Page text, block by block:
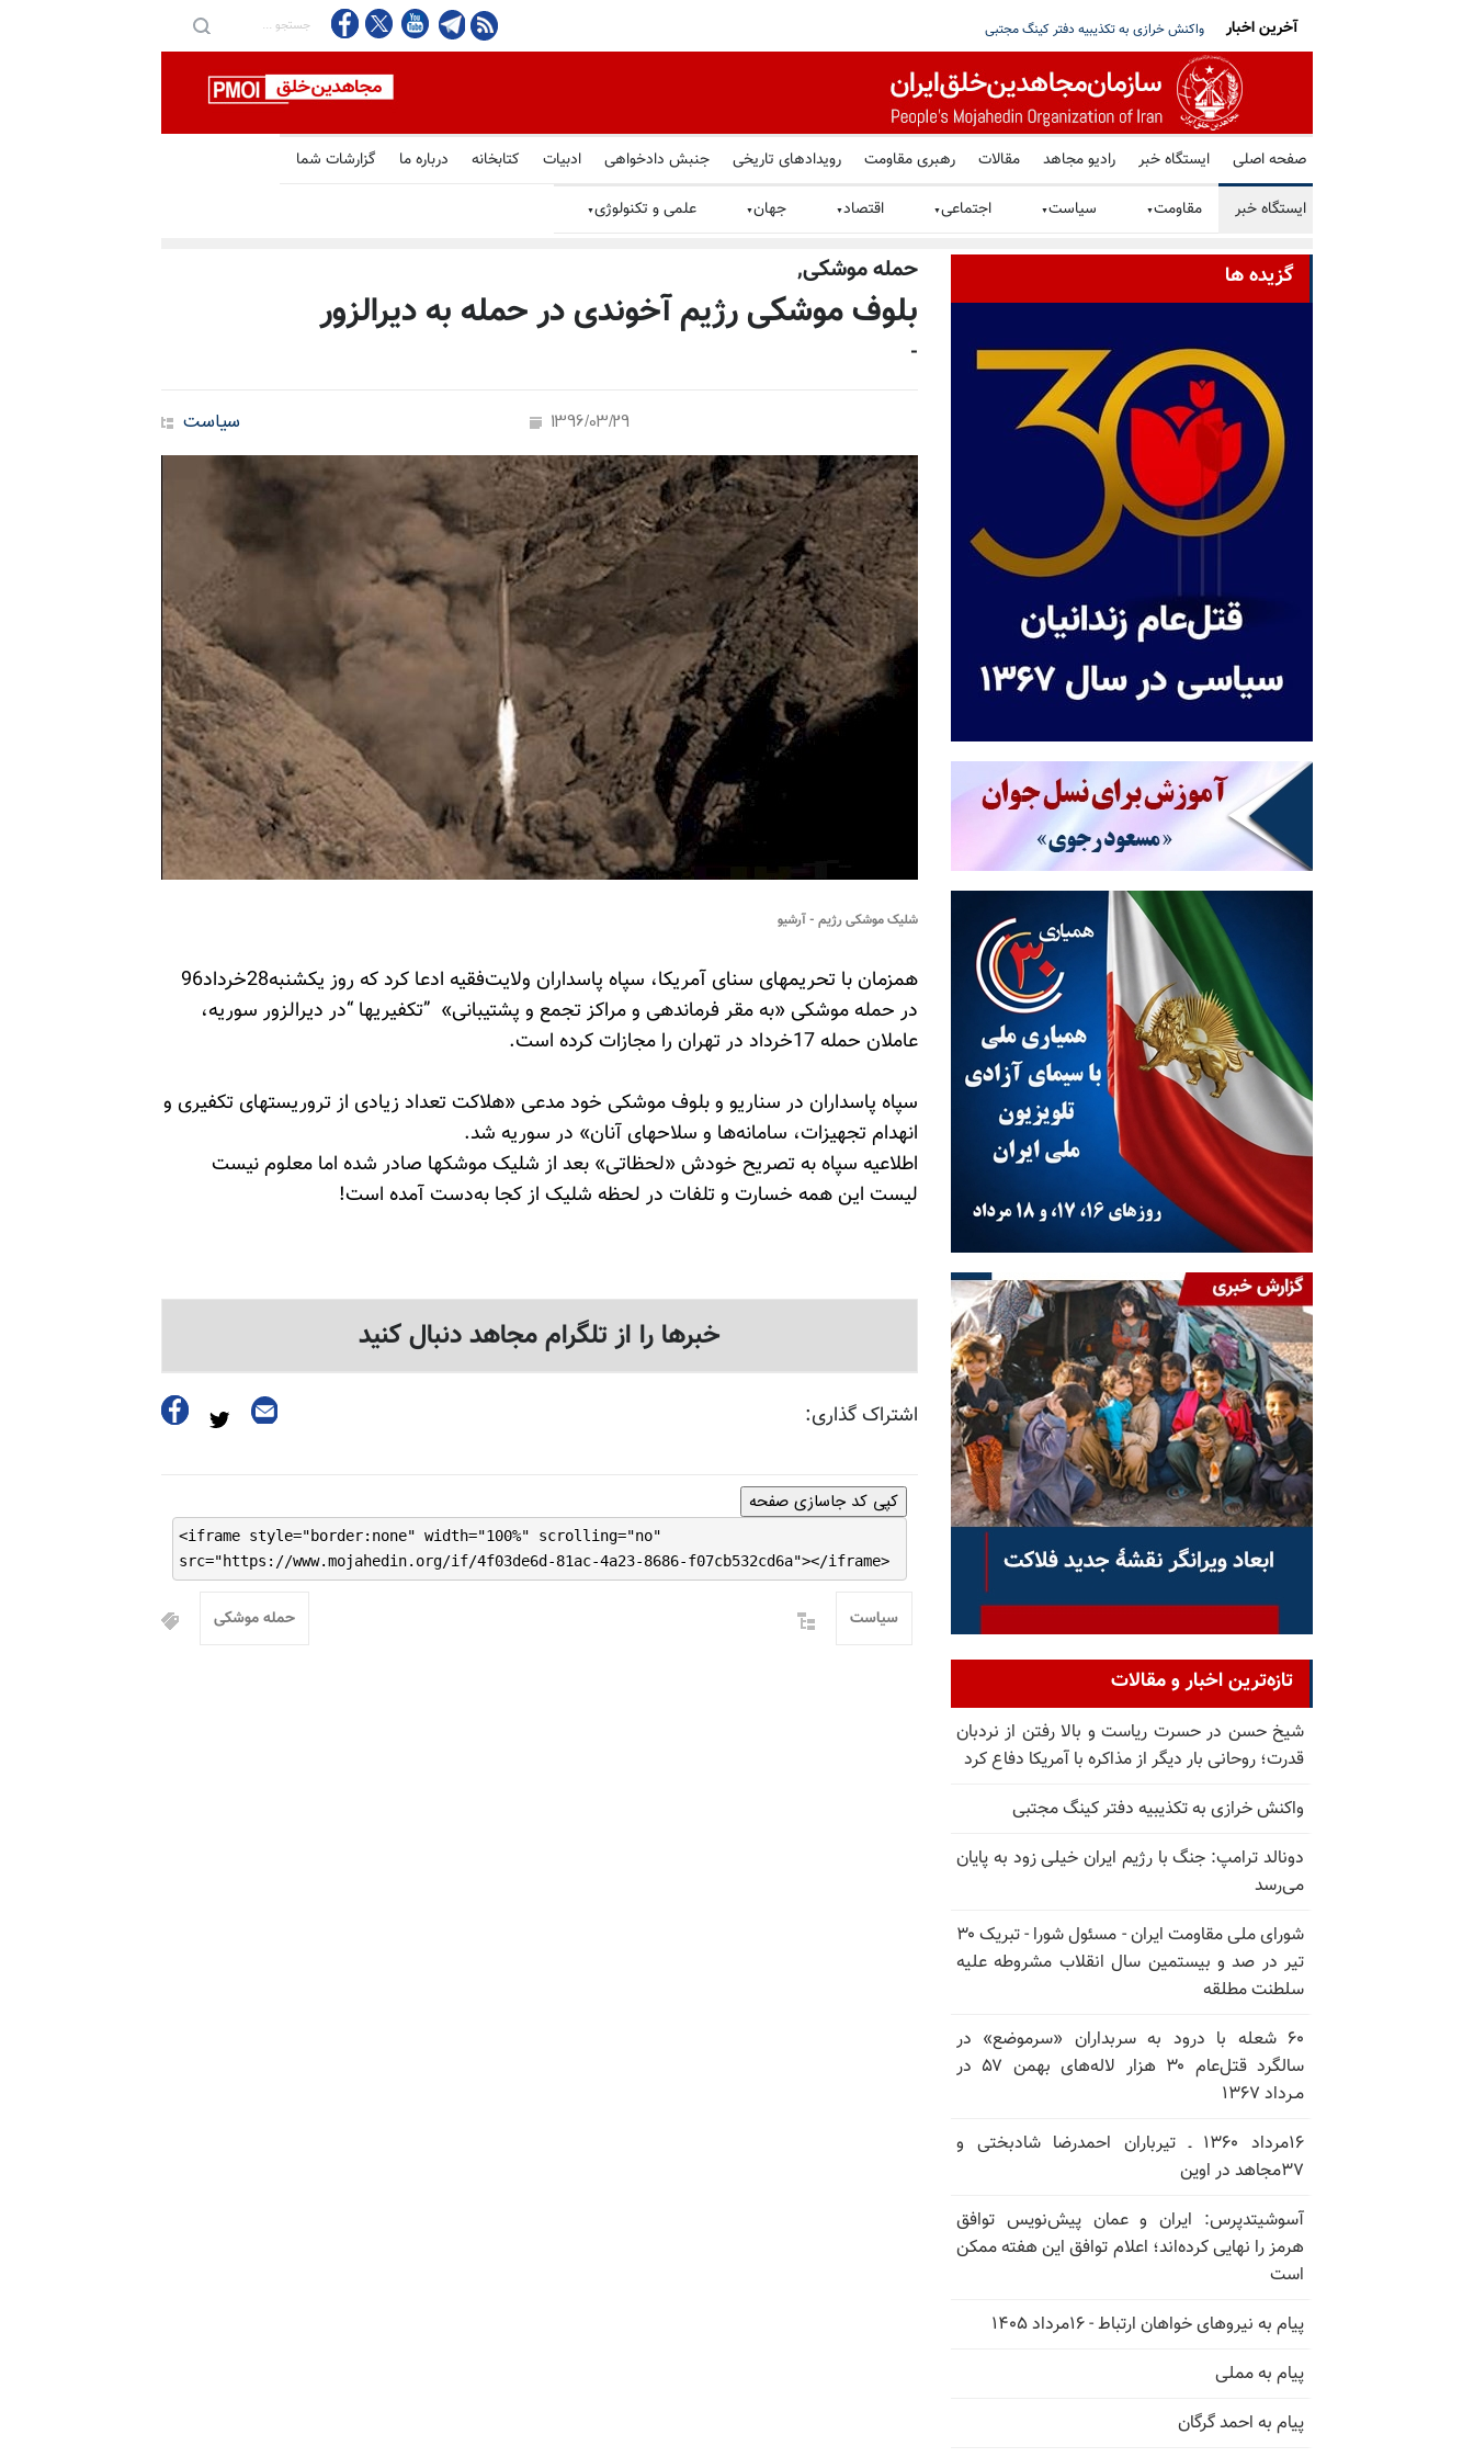
دونالد ترامپ: جنگ با رژیم ایران خیلی زود به پایان می‌رسد آخرین اخبار
صفحه اصلی ایستگاه خبر رادیو مجاهد مقالات رهبری مقاومت رویدادهای تاریخی جنبش دادخواهی ادبیات کتابخانه درباره ما گزارشات شما
ایستگاه خبر مقاومت▼ سیاست▼ اجتماعی▼ اقتصاد▼ جهان▼ علمی و تکنولوژی▼
حمله موشكى,
بلوف موشکی رژیم آخوندی در حمله به دیرالزور
-
سیاست 1396/03/29
شلیک موشکی رژیم - آرشیو
همزمان با تحریمهای سنای آمریکا، سپاه پاسداران ولایت‌فقیه ادعا کرد که روز یکشنبه28خرداد96
در حمله موشکی «به مقر فرماندهی و مراکز تجمع و پشتیبانی» ”تکفیریها “در دیرالزور سوریه،
عاملان حمله 17خرداد در تهران را مجازات کرده است.
سپاه پاسداران در سناریو و بلوف موشکی خود مدعی «هلاکت تعداد زیادی از تروریستهای تکفیری و
انهدام تجهیزات، سامانه‌ها و سلاحهای آنان» در سوریه شد.
اطلاعیه سپاه به تصریح خودش «لحظاتی» بعد از شلیک موشکها صادر شده اما معلوم نیست
لیست این همه خسارت و تلفات در لحظه شلیک از کجا به‌دست آمده است!
خبرها را از تلگرام مجاهد دنبال کنید
اشتراک گذاری:
کپی کد جاسازی صفحه
<iframe style="border:none" width="100%" scrolling="no"
src="https://www.mojahedin.org/if/4f03de6d-81ac-4a23-8686-f07cb532cd6a"></iframe>
حمله موشکی سیاست
گزیده ها
تازه‌ترین اخبار و مقالات
شیخ حسن در حسرت ریاست و بالا رفتن از نردبان
قدرت؛ روحانی بار دیگر از مذاکره با آمریکا دفاع کرد
واکنش خرازی به تکذیبیه دفتر کینگ مجتبی
دونالد ترامپ: جنگ با رژیم ایران خیلی زود به پایان
می‌رسد
شورای ملی مقاومت ایران - مسئول شورا - تبریک ۳۰
تیر در صد و بیستمین سال انقلاب مشروطه علیه
سلطنت مطلقه
۶۰ شعله با درود به سربداران «سرموضع» در
سالگرد قتل‌عام ۳۰ هزار لاله‌های بهمن ۵۷ در
مـرداد ۱۳۶۷
۱۶مرداد ۱۳۶۰ ـ تیرباران احمدرضا شادبختی و
۳۷مجاهد در اوین
آسوشیتدپرس: ایران و عمان پیش‌نویس توافق
هرمز را نهایی کرده‌اند؛ اعلام توافق این هفته ممکن
است
پیام به نیروهای خواهان ارتباط - ۱۶مرداد ۱۴۰۵
پیام به مملی
پیام به احمد گرگان